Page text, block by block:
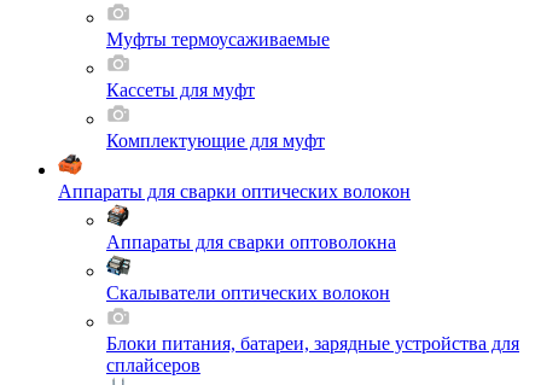
Муфты термоусаживаемые
Кассеты для муфт
Комплектующие для муфт
Аппараты для сварки оптических волокон
Аппараты для сварки оптоволокна
Скалыватели оптических волокон
Блоки питания, батареи, зарядные устройства для
сплайсеров